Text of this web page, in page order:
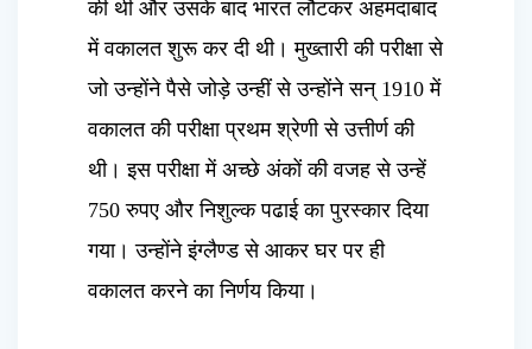
की थी और उसके बाद भारत लौटकर अहमदाबाद
में वकालत शुरू कर दी थी। मुख्तारी की परीक्षा से
जो उन्होंने पैसे जोड़े उन्हीं से उन्होंने सन् 1910 में
वकालत की परीक्षा प्रथम श्रेणी से उत्तीर्ण की
थी। इस परीक्षा में अच्छे अंकों की वजह से उन्हें
750 रुपए और निशुल्क पढाई का पुरस्कार दिया
गया। उन्होंने इंग्लैण्ड से आकर घर पर ही
वकालत करने का निर्णय किया।